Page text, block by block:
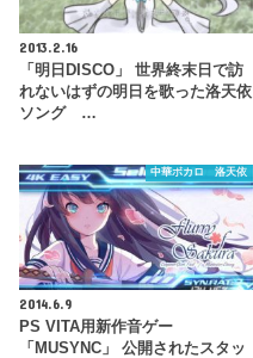
2013.2.16
「明日DISCO」 世界終末日で訪
れないはずの明日を歌った洛天依
ソング …
中華ボカロ 洛天依
2014.6.9
PS VITA用新作音ゲー
「MUSYNC」 公開されたスタッ